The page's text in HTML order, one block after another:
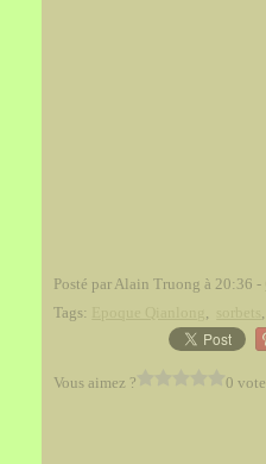
Posté par Alain Truong à 20:36 -
Tags:
, ,
Vous aimez ? 0 vote